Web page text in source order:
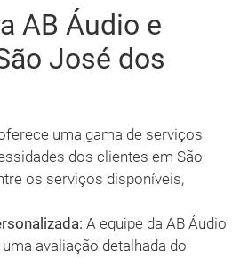
AB Áudio e
José dos
uma gama de serviços
dos clientes em São
os serviços disponíveis,
A equipe da AB Áudio
avaliação detalhada do